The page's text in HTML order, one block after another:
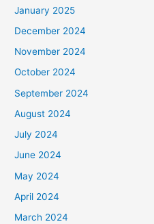
January 2025
December 2024
November 2024
October 2024
September 2024
August 2024
July 2024
June 2024
May 2024
April 2024
March 2024